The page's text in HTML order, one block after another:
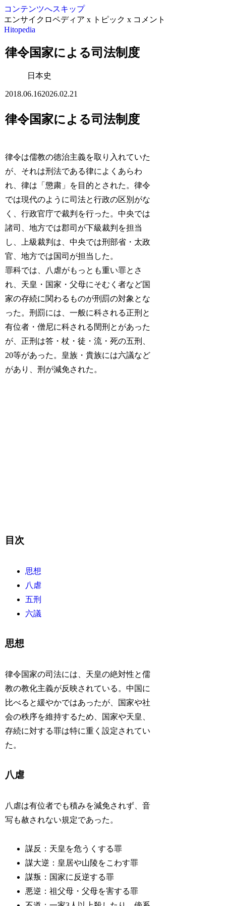
コンテンツへスキップ
エンサイクロペディア x トピック x コメント
Hitopedia
律令国家による司法制度
日本史
2018.06.162026.02.21
律令国家による司法制度
律令は儒教の徳治主義を取り入れていた
が、それは刑法である律によくあらわ
れ、律は「懲粛」を目的とされた。律令
では現代のように司法と行政の区別がな
く、行政官庁で裁判を行った。中央では
諸司、地方では郡司が下級裁判を担当
し、上級裁判は、中央では刑部省・太政
官、地方では国司が担当した。
罪科では、八虐がもっとも重い罪とさ
れ、天皇・国家・父母にそむく者など国
家の存続に関わるものが刑罰の対象とな
った。刑罰には、一般に科される正刑と
有位者・僧尼に科される閏刑とがあった
が、正刑は答・杖・徒・流・死の五刑、
20等があった。皇族・貴族には六議など
があり、刑が減免された。
目次
思想
八虐
五刑
六議
思想
律令国家の司法には、天皇の絶対性と儒
教の教化主義が反映されている。中国に
比べると緩やかではあったが、国家や社
会の秩序を維持するため、国家や天皇、
存続に対する罪は特に重く設定されてい
た。
八虐
八虐は有位者でも積みを減免されず、音
写も赦されない規定であった。
謀反：天皇を危うくする罪
謀大逆：皇居や山陵をこわす罪
謀叛：国家に反逆する罪
悪逆：祖父母・父母を害する罪